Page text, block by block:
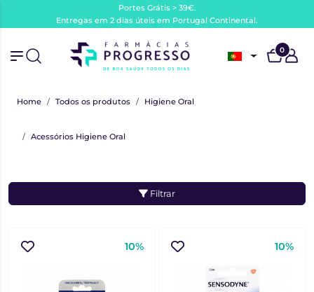
Portes Grátis > 39€.
Entregas em 2 dias úteis em Portugal Continental.
0
Home Todos os produtos Higiene Oral
Acessórios Higiene Oral
Filtrar
10% 10%